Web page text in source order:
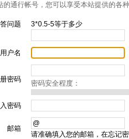
通行帐号，您可以享受本站提供的各
问题 3*0.5-5等于多少
用户名
密码 密码安全程度：
密码
邮箱
请准确填入您的邮箱，在忘记